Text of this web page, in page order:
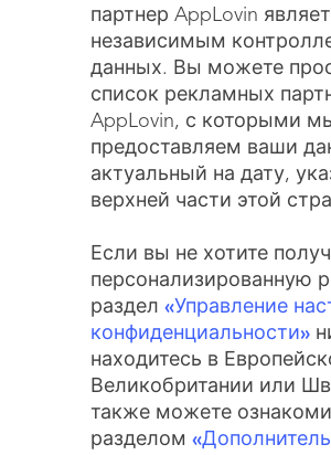
партнер AppLovin
независимым
данных. Вы можете
список рекламных
AppLovin, с которыми
предоставляем ваши
актуальный на дату,
верхней части этой
Если вы не хотите
персонализированную
раздел «Управление
конфиденциальности»
находитесь в
Великобритании или
также можете
разделом